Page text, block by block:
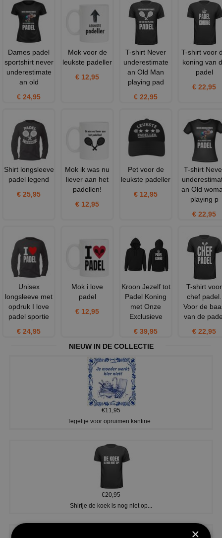
Dames padel
sportshirt never
underestimate
an old
€ 24,95
Mok voor de
leukste padeller
€ 12,95
T-shirt Never
underestimate
an Old Man
playing pad
€ 22,95
T-shirt voor
koning van
padel
€ 22,95
Shirt longsleeve
padel legend
€ 25,95
Mok ik was nu
liever aan het
padellen!
€ 12,95
Pet voor de
leukste padeller
€ 12,95
T-shirt
an Old
playing p
€ 22,95
Unisex
longsleeve met
opdruk I love
padel sportie
€ 24,95
Mok i love
padel
€ 12,95
Kroon Jezelf tot
Padel Koning
met Onze
Exclusieve
€ 39,95
T-shirt voor
chef padel.
Voor de
van de
€ 22,95
NIEUW IN DE COLLECTIE
€11,95
Tegeltje voor opruimen kantine...
€20,95
Shirtje de koek is nog niet op...
×